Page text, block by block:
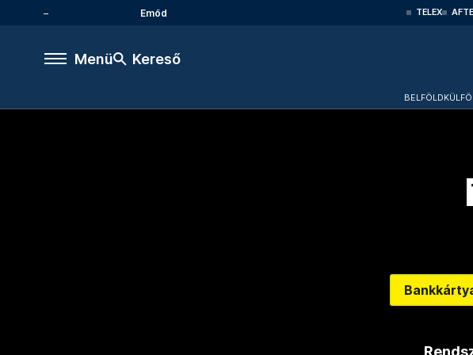
Emőd TELEX
Menü Kereső
BELFÖLD